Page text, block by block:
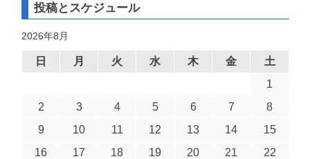
投稿とスケジュール
2026年8月
日 月 火 水 木 金 土
1
2
3 4 5 6 7
8
9
10 11 12 13 14
15
16
17 18 19 20 21
22